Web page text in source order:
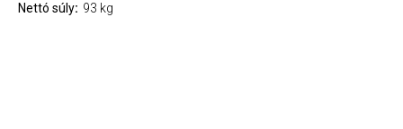
Nettó súly 93 kg